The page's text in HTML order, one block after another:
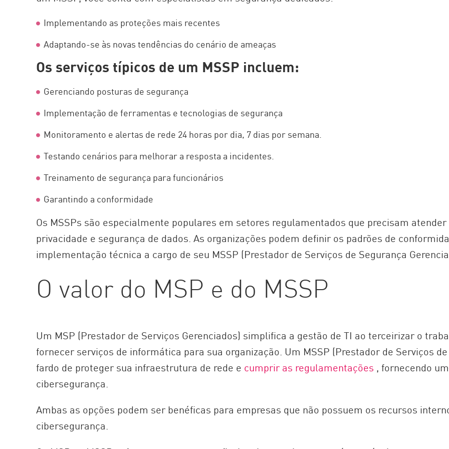
Implementando as proteções mais recentes
Adaptando-se às novas tendências do cenário de ameaças
Os serviços típicos de um MSSP incluem:
Gerenciando posturas de segurança
Implementação de ferramentas e tecnologias de segurança
Monitoramento e alertas de rede 24 horas por dia, 7 dias por semana.
Testando cenários para melhorar a resposta a incidentes.
Treinamento de segurança para funcionários
Garantindo a conformidade
Os MSSPs são especialmente populares em setores regulamentados que precisam
privacidade e segurança de dados. As organizações podem definir os padrões de
implementação técnica a cargo de seu MSSP (Prestador de Serviços de Segurança
O valor do MSP e do MSSP
Um MSP (Prestador de Serviços Gerenciados) simplifica a gestão de TI ao terceirizar o
fornecer serviços de informática para sua organização. Um MSSP (Prestador de Serviços
fardo de proteger sua infraestrutura de rede e cumprir as regulamentações , fornecendo
cibersegurança.
Ambas as opções podem ser benéficas para empresas que não possuem os recursos
cibersegurança.